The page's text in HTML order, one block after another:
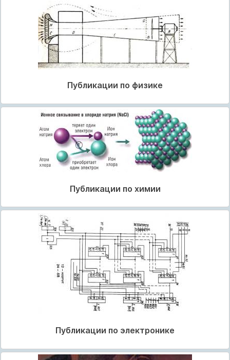
Публикации по физике
Публикации по химии
Публикации по электронике